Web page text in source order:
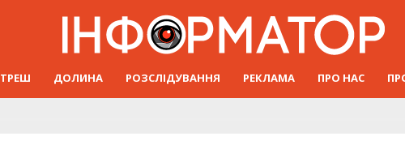
ТРЕШ ДОЛИНА РОЗСЛІДУВАННЯ РЕКЛАМА ПРО НАС